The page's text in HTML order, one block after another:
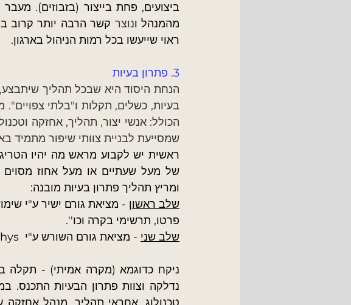
ביצועים, פחת בייצור (בזבוזים). מעבר
מהמנהל ונוצר
ראוי שייעשו בכל רמות הניהול בארגון.
3. פתרון בעיות
שמסייעת לבניית צוותי שיפור מתמיד
ומריץ תהליך פתרון בעיות מובנה:
שלב ראשון - מציאת גורם ישיר ע"י
פרטו, תרשימי בקרה וכו''.
שלב שני - מציאת גורם השורש ע"י  5Whys  (שאלות למה).
ניקח כדוגמא (מקרה אמיתי) - תקלה